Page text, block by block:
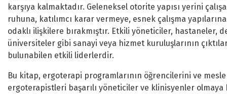
karşıya kalmaktadır. Geleneksel otorite yapısı yerini
ruhuna, katılımcı karar vermeye, esnek çalışma
odaklı ilişkilere bırakmıştır. Etkili yöneticiler, hastaneler,
üniversiteler gibi sanayi veya hizmet kuruluşlarının
bulunabilen etkili liderlerdir.
Bu kitap, ergoterapi programlarının öğrencilerini ve
ergoterapistleri başarılı yöneticiler ve klinisyenler olmaya